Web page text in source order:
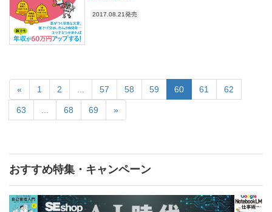
2017.08.21発売
« 1 2 57 58 59 60 61 62
63 68 69 »
おすすめ特集・キャンペーン